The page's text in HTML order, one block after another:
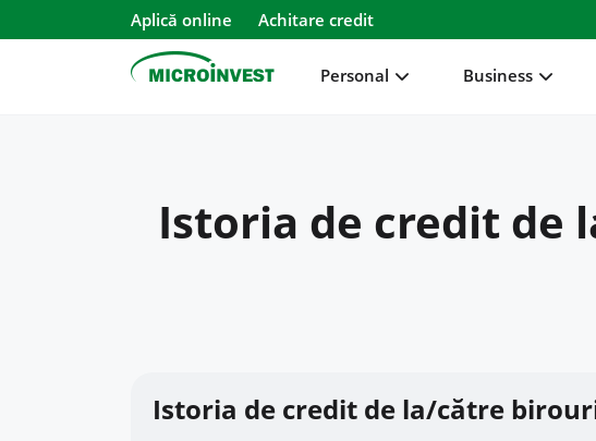
Aplică online Achitare credit
Personal Business
Despre MicroinvestIstoria de credit de
Istoria de credit de la/către